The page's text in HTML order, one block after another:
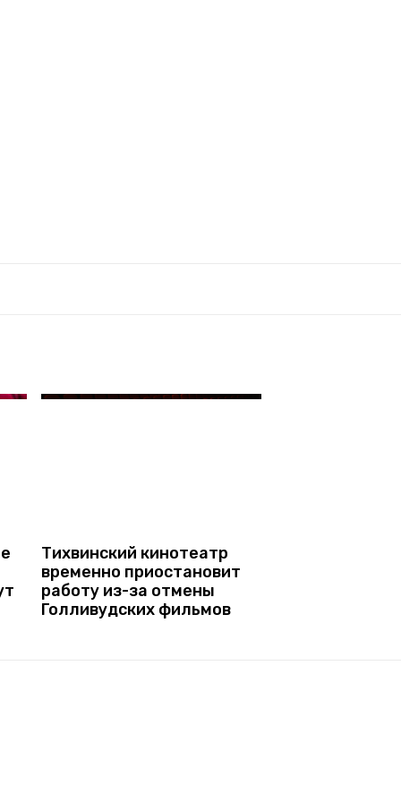
Тихвинский кинотеатр
временно приостановит
работу из-за отмены
Голливудских фильмов